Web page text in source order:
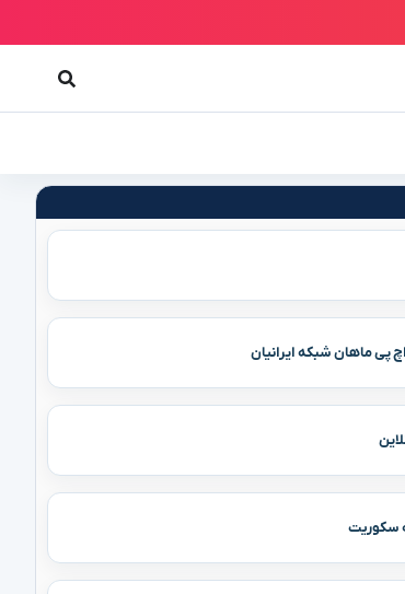
پی ماهان شبکه ایرانیان
سکوریت